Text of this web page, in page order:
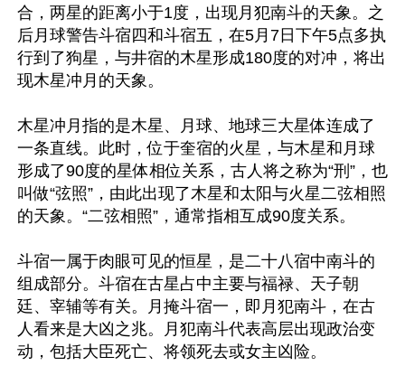
合，两星的距离小于1度，出现月犯南斗的天象。之
后月球警告斗宿四和斗宿五，在5月7日下午5点多执
行到了狗星，与井宿的木星形成180度的对冲，将出
现木星冲月的天象。
木星冲月指的是木星、月球、地球三大星体连成了
一条直线。此时，位于奎宿的火星，与木星和月球
形成了90度的星体相位关系，古人将之称为“刑”，也
叫做“弦照”，由此出现了木星和太阳与火星二弦相照
的天象。“二弦相照”，通常指相互成90度关系。
斗宿一属于肉眼可见的恒星，是二十八宿中南斗的
组成部分。斗宿在古星占中主要与福禄、天子朝
廷、宰辅等有关。月掩斗宿一，即月犯南斗，在古
人看来是大凶之兆。月犯南斗代表高层出现政治变
动，包括大臣死亡、将领死去或女主凶险。